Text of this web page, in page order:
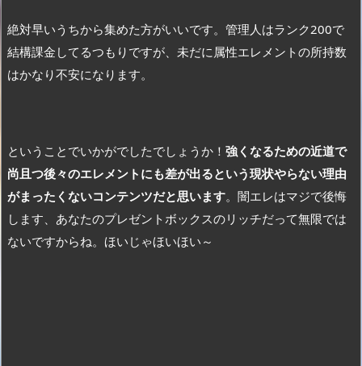
絶対早いうちから集めた方がいいです。管理人はランク200で
結構課金してるつもりですが、未だに属性エレメントの所持数
はかなり不安になります。
ということでいかがでしたでしょうか！ 強くなるための近道で
尚且つ後々のエレメントにも差が出るという現状やらない理由
がまったくないコンテンツだと思います。闇エレはマジで後悔
します、あなたのプレゼントボックスのリッチだって無限では
ないですからね。ほいじゃほいほい～